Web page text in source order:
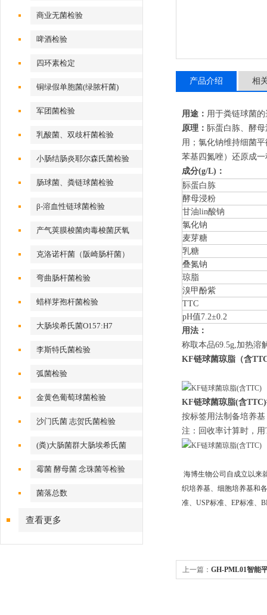
商业无菌检验
啤酒检验
四环素检定
铜绿假单胞菌(绿脓杆菌)
军团菌检验
乳酸菌、双歧杆菌检验
小肠结肠炎耶尔森氏菌检验
肠球菌、粪链球菌检验
β-溶血性链球菌检验
产气荚膜梭菌肉毒梭菌厌氧
克洛诺杆菌（阪崎肠杆菌）
弯曲肠杆菌检验
蜡样芽孢杆菌检验
大肠埃希氏菌O157:H7
李斯特氏菌检验
弧菌检验
金黄色葡萄球菌检验
沙门氏菌 志贺氏菌检验
(粪)大肠菌群大肠埃希氏菌
霉菌 酵母菌 念珠菌等检验
菌落总数
查看更多
产品介绍 相
用途： 用于粪链球菌
原理： 䏡蛋白胨、酵
用；氯化钠维持细菌
苯基四氮唑）还原成
成分(g/L)：
䏡蛋白胨
酵母浸粉
甘油lin酸钠
氯化钠
麦芽糖
乳糖
叠氮钠
琼脂
溴甲酚紫
TTC
pH值7.2±0.2
用法：
称取本品69.5g,加热溶
KF链球菌琼脂（含
KF链球菌琼脂(含TTC)
按标签用法制备培养
注：回收率计算时，
海博生物公司自成立以来
织培养基、细胞培养基和
准、USP标准、EP标准、
上一篇： GH-PML01智能